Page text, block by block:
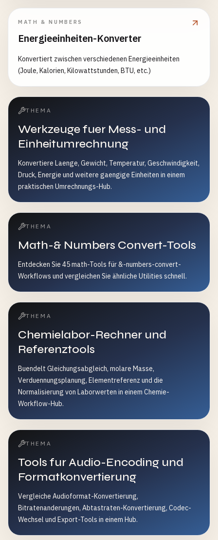
MATH & NUMBERS
Energieeinheiten-Konverter
Konvertiert zwischen verschiedenen Energieeinheiten
(Joule, Kalorien, Kilowattstunden, BTU, etc.)
THEMA
Werkzeuge fuer Mess- und
Einheitumrechnung
Konvertiere Laenge, Gewicht, Temperatur, Geschwindigkeit,
Druck, Energie und weitere gaengige Einheiten in einem
praktischen Umrechnungs-Hub.
THEMA
Math-& Numbers Convert-Tools
Entdecken Sie 45 math-Tools für &-numbers-convert-
Workflows und vergleichen Sie ähnliche Utilities schnell.
THEMA
Chemielabor-Rechner und
Referenztools
Buendelt Gleichungsabgleich, molare Masse,
Verduennungsplanung, Elementreferenz und die
Normalisierung von Laborwerten in einem Chemie-
Workflow-Hub.
THEMA
Tools fur Audio-Encoding und
Formatkonvertierung
Vergleiche Audioformat-Konvertierung,
Bitratenanderungen, Abtastraten-Konvertierung, Codec-
Wechsel und Export-Tools in einem Hub.